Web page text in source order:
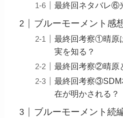
最終回ネタバレ⑥
ブルーモーメント感
最終回考察①晴原
実を知る？
最終回考察②晴原
最終回考察③SDM
在が明かされる？
ブルーモーメント続